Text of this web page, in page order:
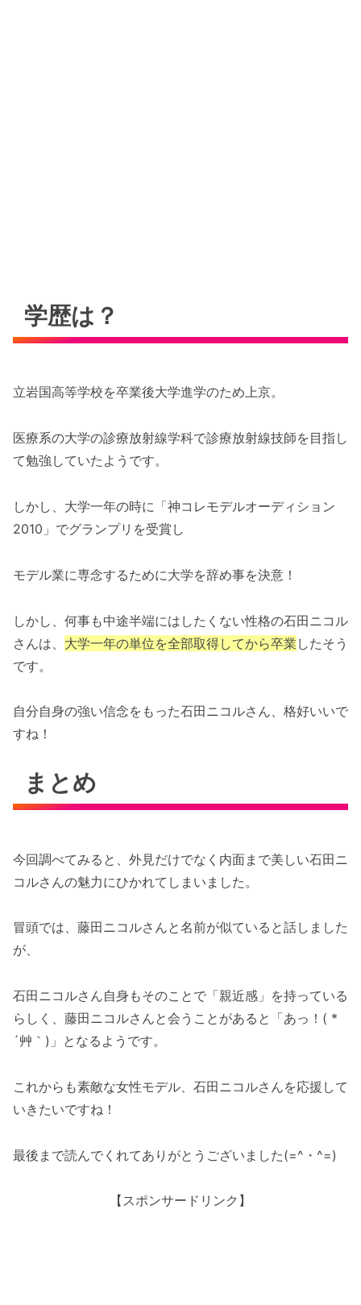
学歴は？
立岩国高等学校を卒業後大学進学のため上京。
医療系の大学の診療放射線学科で診療放射線技師を目指し
て勉強していたようです。
しかし、大学一年の時に「神コレモデルオーディション
2010」でグランプリを受賞し
モデル業に専念するために大学を辞め事を決意！
しかし、何事も中途半端にはしたくない性格の石田ニコル
さんは、 大学一年の単位を全部取得してから卒業 したそう
です。
自分自身の強い信念をもった石田ニコルさん、格好いいで
すね！
まとめ
今回調べてみると、外見だけでなく内面まで美しい石田ニ
コルさんの魅力にひかれてしまいました。
冒頭では、藤田ニコルさんと名前が似ていると話しました
が、
石田ニコルさん自身もそのことで「親近感」を持っている
らしく、藤田ニコルさんと会うことがあると「あっ！( *
´艸｀)」となるようです。
これからも素敵な女性モデル、石田ニコルさんを応援して
いきたいですね！
最後まで読んでくれてありがとうございました(=^・^=)
【スポンサードリンク】